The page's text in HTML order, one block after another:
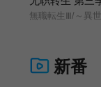
新番